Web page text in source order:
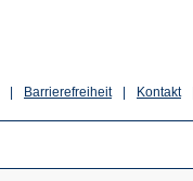
Kontakt
Barrierefreiheit